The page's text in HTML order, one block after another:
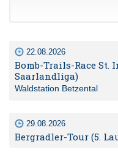
22.08.2026
Bomb-Trails-Race St.
Saarlandliga)
Waldstation Betzental
29.08.2026
Bergradler-Tour (5.